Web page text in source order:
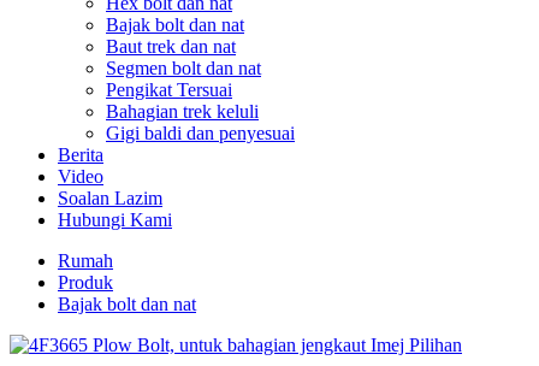
Bajak bolt dan nat
Baut trek dan nat
Segmen bolt dan nat
Pengikat Tersuai
Bahagian trek keluli
Gigi baldi dan penyesuai
Berita
Video
Soalan Lazim
Hubungi Kami
Rumah
Produk
Bajak bolt dan nat